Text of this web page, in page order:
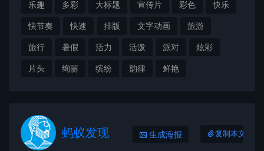
乐趣 多彩 大标题 宣传片 彩色 快乐
快节奏 快速 排版 文字动画 旅游
旅行 暑假 活力 活泼 派对 炫彩
片头 绚丽 缤纷 韵律 鲜艳
蚂蚁发现 生成海报 复制本文链接